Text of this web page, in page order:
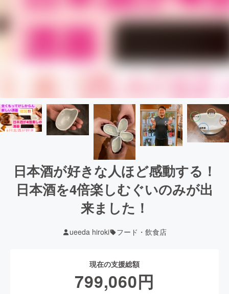
日本酒が好きな人ほど感動する！
日本酒を4倍楽しむぐいのみが出
来ました！
ueeda hiroki フード・飲食店
現在の支援総額
799,060円